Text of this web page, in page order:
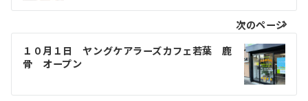
ナ
ビ
ゲ
ー
次のページ
１０月１日 ヤングケアラーズカフェ若葉 鹿
骨 オープン